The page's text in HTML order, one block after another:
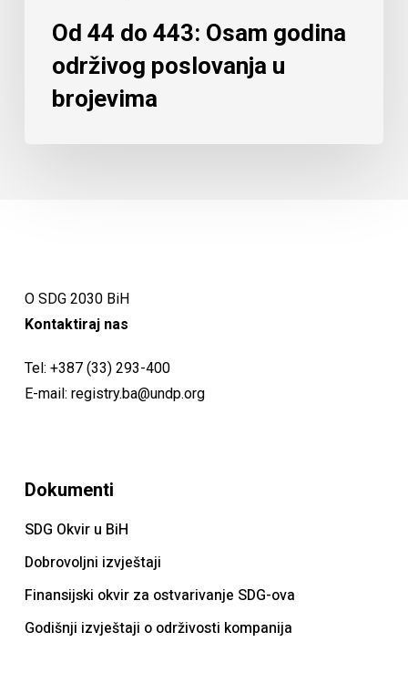
Od 44 do 443: Osam godina
održivog poslovanja u
brojevima
O SDG 2030 BiH
Kontaktiraj nas
Tel: +387 (33) 293-400
E-mail: registry.ba@undp.org
Dokumenti
SDG Okvir u BiH
Dobrovoljni izvještaji
Finansijski okvir za ostvarivanje SDG-ova
Godišnji izvještaji o održivosti kompanija